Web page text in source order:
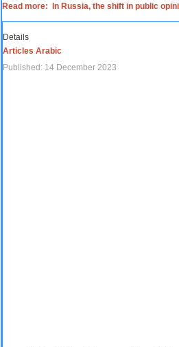
Read more: In Russia, the shift in public
Details
Articles Arabic
Published: 14 December 2023